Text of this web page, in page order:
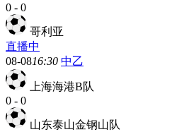
0 - 0
哥利亚
直播中
08-0816:30 中乙
上海海港B队
0 - 0
山东泰山金钢山队